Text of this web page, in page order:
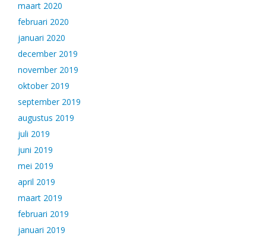
maart 2020
februari 2020
januari 2020
december 2019
november 2019
oktober 2019
september 2019
augustus 2019
juli 2019
juni 2019
mei 2019
april 2019
maart 2019
februari 2019
januari 2019